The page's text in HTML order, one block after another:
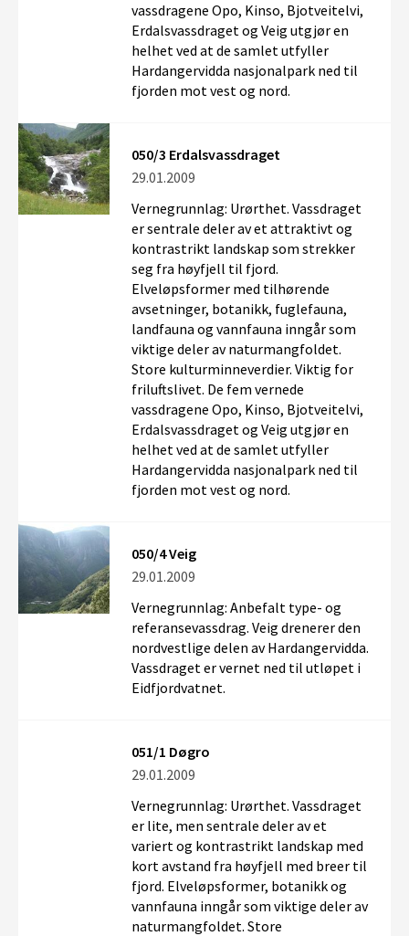
vassdragene Opo, Kinso, Bjotveitelvi,
Erdalsvassdraget og Veig utgjør en
helhet ved at de samlet utfyller
Hardangervidda nasjonalpark ned til
fjorden mot vest og nord.
050/3 Erdalsvassdraget
29.01.2009
Vernegrunnlag: Urørthet. Vassdraget
er sentrale deler av et attraktivt og
kontrastrikt landskap som strekker
seg fra høyfjell til fjord.
Elveløpsformer med tilhørende
avsetninger, botanikk, fuglefauna,
landfauna og vannfauna inngår som
viktige deler av naturmangfoldet.
Store kulturminneverdier. Viktig for
friluftslivet. De fem vernede
vassdragene Opo, Kinso, Bjotveitelvi,
Erdalsvassdraget og Veig utgjør en
helhet ved at de samlet utfyller
Hardangervidda nasjonalpark ned til
fjorden mot vest og nord.
050/4 Veig
29.01.2009
Vernegrunnlag: Anbefalt type- og
referansevassdrag. Veig drenerer den
nordvestlige delen av Hardangervidda.
Vassdraget er vernet ned til utløpet i
Eidfjordvatnet.
051/1 Døgro
29.01.2009
Vernegrunnlag: Urørthet. Vassdraget
er lite, men sentrale deler av et
variert og kontrastrikt landskap med
kort avstand fra høyfjell med breer til
fjord. Elveløpsformer, botanikk og
vannfauna inngår som viktige deler av
naturmangfoldet. Store